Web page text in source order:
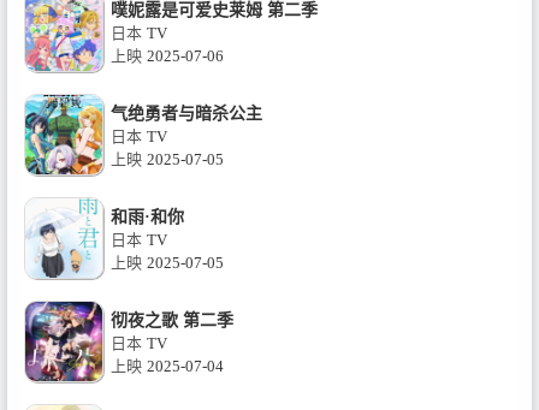
噗妮露是可爱史莱姆 第二季
日本 TV
上映 2025-07-06
气绝勇者与暗杀公主
日本 TV
上映 2025-07-05
和雨·和你
日本 TV
上映 2025-07-05
彻夜之歌 第二季
日本 TV
上映 2025-07-04